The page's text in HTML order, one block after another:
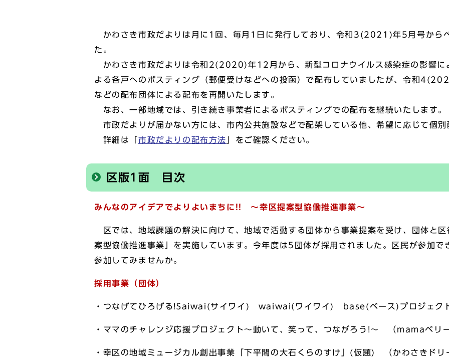
かわさき市政だよりは月に1回、毎月1日に発行しており、令和3(2021)年5月号から
た。
かわさき市政だよりは令和2(2020)年12月から、新型コロナウイルス感染症の影響に
よる各戸へのポスティング（郵便受けなどへの投函）で配布していましたが、令和
などの配布団体による配布を再開いたします。
なお、一部地域では、引き続き事業者によるポスティングでの配布を継続いたします。
市政だよりが届かない方には、市内公共施設などで配架している他、希望に応じて個
詳細は「 市政だよりの配布方法 」をご確認ください。
区版1面 目次
みんなのアイデアでよりよいまちに!! ～幸区提案型協働推進事業～
区では、地域課題の解決に向けて、地域で活動する団体から事業提案を受け、団体と
案型協働推進事業」を実施しています。今年度は5団体が採用されました。区民が参加で
参加してみませんか。
採用事業（団体）
・つなげてひろげる!Saiwai(サイワイ) waiwai(ワイワイ) base(ベース)プロジェク
・ママのチャレンジ応援プロジェクト～動いて、笑って、つながろう!～ （mamaベリ
・幸区の地域ミュージカル創出事業「下平間の大石くらのすけ」(仮題) （かわさきドリ